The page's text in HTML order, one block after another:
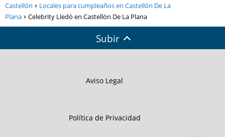
Castellón
Locales para cumpleaños en Castellón De La
Plana
Celebrity Lledó en Castellón De La Plana
Subir
Aviso Legal
Política de Privacidad